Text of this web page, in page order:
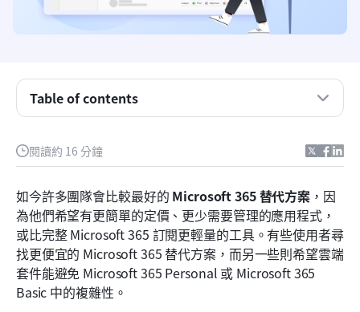
閱讀約 16 分鐘
如今許多團隊會比較最好的 Microsoft 365 替代方案 ，因
為他們希望有更簡單的定價、更少需要管理的應用程式，
或比完整 Microsoft 365 訂閱更輕量的工具。有些使用者尋
找更便宜的 Microsoft 365 替代方案，而另一些則希望雲端
套件能避免 Microsoft 365 Personal 或 Microsoft 365
Basic 中的複雜性。
Table of contents
重點摘要：最佳的 Microsoft 365 替代方案
微軟 365 的頂尖替代方案一覽
什麼是 Microsoft 365？
為什麼團隊尋找 Microsoft 365 的替代方案
完整清單：10 個最佳的 Microsoft 365 替代平台
什麼造就了強大的 Microsoft Office 替代方案
日常用途：人們需要完整辦公空間的情況